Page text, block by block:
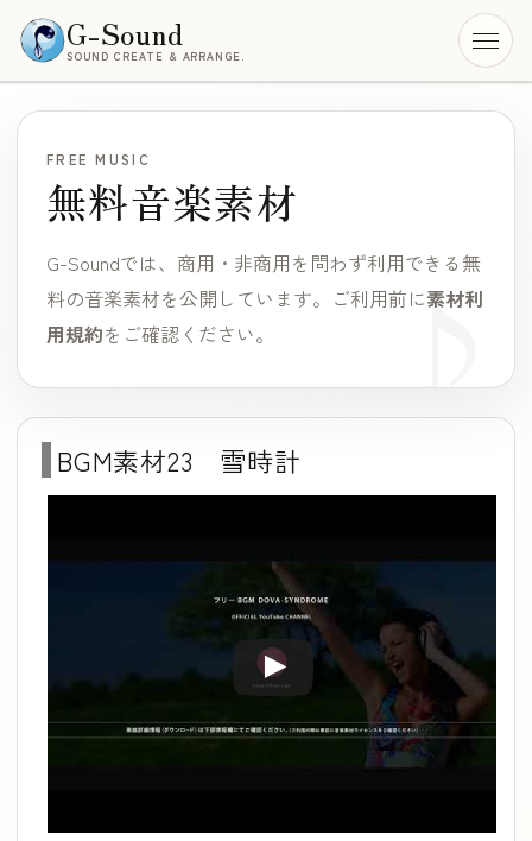
G-Sound
SOUND CREATE & ARRANGE.
メニ
FREE MUSIC
無料音楽素材
G-Soundでは、商用・非商用を問わず利用できる無
料の音楽素材を公開しています。 ご利用前に素材利
用規約をご確認ください。
BGM素材23 雪時計